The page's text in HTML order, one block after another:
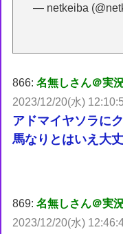
— netkeiba
866:名無しさん＠実
2023/12/20(水)
アドマイヤソラに
馬なりとはいえ大
869:名無しさん＠実
2023/12/20(水)